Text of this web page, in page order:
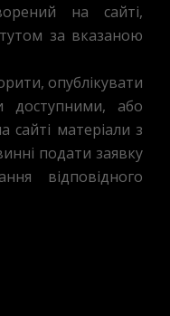
на сайті,
за вказаною
опублікувати
або
сайті матеріали з
подати заявку
відповідного